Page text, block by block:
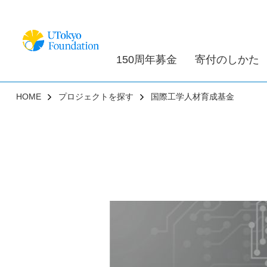
150周年募金 寄付のしかた
HOME プロジェクトを探す 国際工学人材育成基金